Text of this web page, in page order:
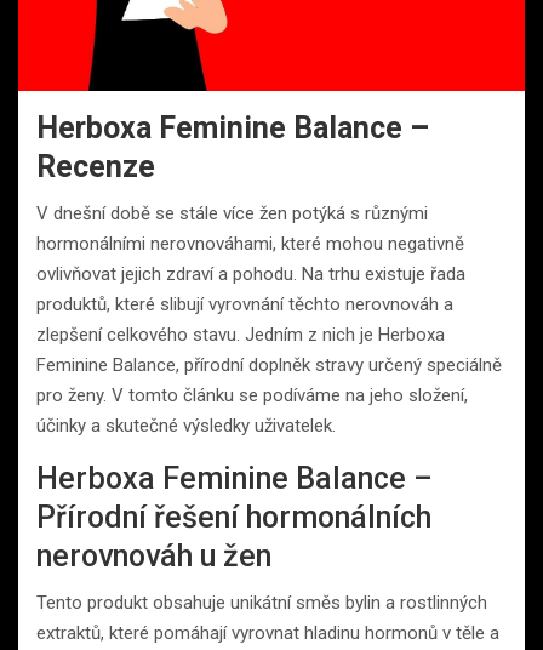
Herboxa Feminine Balance –
Recenze
V dnešní době se stále více žen potýká s různými
hormonálními nerovnováhami, které mohou negativně
ovlivňovat jejich zdraví a pohodu. Na trhu existuje řada
produktů, které slibují vyrovnání těchto nerovnováh a
zlepšení celkového stavu. Jedním z nich je Herboxa
Feminine Balance, přírodní doplněk stravy určený speciálně
pro ženy. V tomto článku se podíváme na jeho složení,
účinky a skutečné výsledky uživatelek.
Herboxa Feminine Balance –
Přírodní řešení hormonálních
nerovnováh u žen
Tento produkt obsahuje unikátní směs bylin a rostlinných
extraktů, které pomáhají vyrovnat hladinu hormonů v těle a